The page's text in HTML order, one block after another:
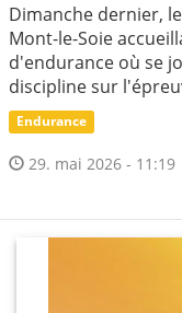
Dimanche dernier,
Mont-le-Soie
d'endurance où se
discipline sur
Endurance
29. mai 2026 - 11:19